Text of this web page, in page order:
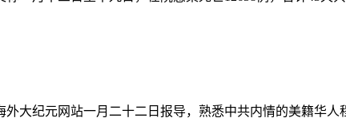
外大纪元网站一月二十二日报导，熟悉中共内情的美籍华